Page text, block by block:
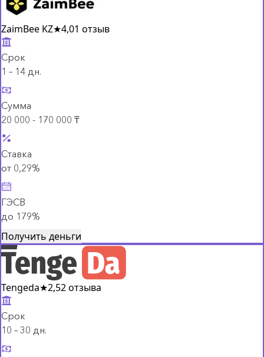
ZaimBee KZ★4,01 отзыв
Срок
1 – 14 дн.
Сумма
20 000 - 170 000 ₸
Ставка
от 0,29%
ГЭСВ
до 179%
Получить деньги
Tengeda★2,52 отзыва
Срок
10 – 30 дн.